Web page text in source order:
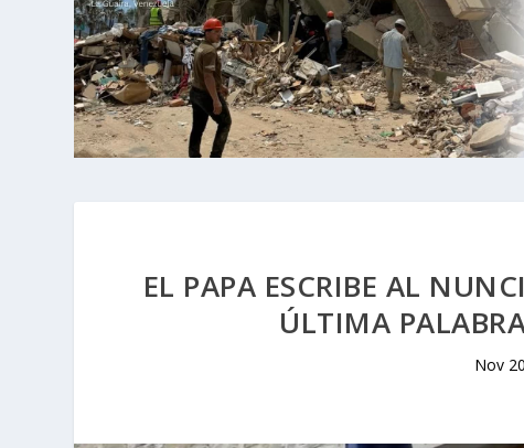
EL PAPA ESCRIBE AL
ÚLTIMA
Nov